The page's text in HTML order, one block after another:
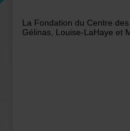
Gélinas,Louise-